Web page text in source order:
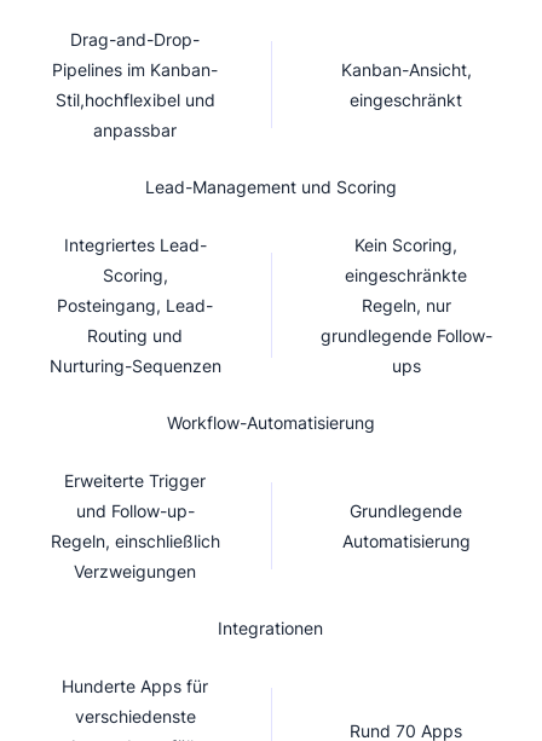
Drag-and-Drop-
Pipelines im Kanban-
Stil,hochflexibel und
anpassbar
Kanban-Ansicht,
eingeschränkt
Lead-Management und Scoring
Integriertes Lead-
Scoring,
Posteingang, Lead-
Routing und
Nurturing-Sequenzen
Kein Scoring,
eingeschränkte
Regeln, nur
grundlegende Follow-
ups
Workflow-Automatisierung
Erweiterte Trigger
und Follow-up-
Regeln, einschließlich
Verzweigungen
Grundlegende
Automatisierung
Integrationen
Hunderte Apps für
verschiedenste
Rund 70 Apps